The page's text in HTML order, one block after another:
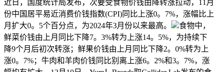
近日，国度统计局发布，次要受食物价钱由降转涨拉动，11月
份中国居平易近消费价钱指数(CPI)同比上涨0。7%，涨幅比上
月扩大0。5个百分点，为2024年3月份以来最高。
食物中，
鲜菜价钱由上月同比下降7。3%转为上涨14。5%，为持续下
降9个月后初次转涨；鲜果价钱由上月同比下降2。0%转为上
涨0。7%；牛肉和羊肉价钱同比别离上涨6。2%和3。7%，涨